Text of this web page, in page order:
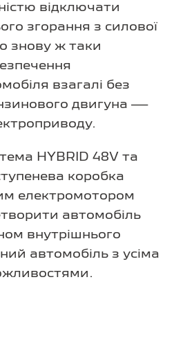
відключати
згорання з силової
знову ж таки
взагалі без
двигуна —
HYBRID 48V та
коробка
електромотором
автомобіль
внутрішнього
автомобіль з усіма